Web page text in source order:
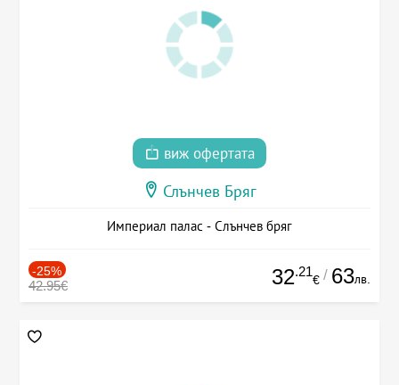
виж офертата
Слънчев Бряг
Империал палас - Слънчев бряг
-25%
42.95€ 32.21
€ / 63лв.